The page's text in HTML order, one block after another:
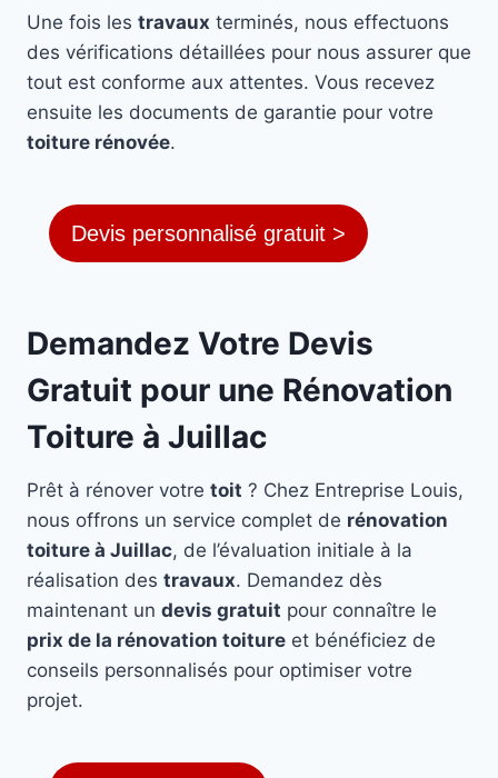
Une fois les travaux terminés, nous effectuons
des vérifications détaillées pour nous assurer que
tout est conforme aux attentes. Vous recevez
ensuite les documents de garantie pour votre
toiture rénovée.
Devis personnalisé gratuit >
Demandez Votre Devis
Gratuit pour une Rénovation
Toiture à Juillac
Prêt à rénover votre toit ? Chez Entreprise Louis,
nous offrons un service complet de rénovation
toiture à Juillac, de l’évaluation initiale à la
réalisation des travaux. Demandez dès
maintenant un devis gratuit pour connaître le
prix de la rénovation toiture et bénéficiez de
conseils personnalisés pour optimiser votre
projet.